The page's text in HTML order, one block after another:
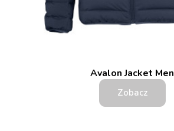
Avalon Jacket Men
Zobacz